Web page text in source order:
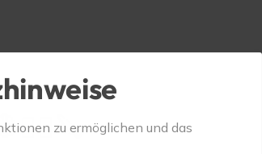
zu ermöglichen und das